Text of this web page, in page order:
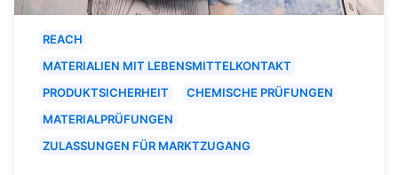
REACH
MATERIALIEN MIT LEBENSMITTELKONTAKT
PRODUKTSICHERHEIT
CHEMISCHE PRÜFUNGEN
MATERIALPRÜFUNGEN
ZULASSUNGEN FÜR MARKTZUGANG